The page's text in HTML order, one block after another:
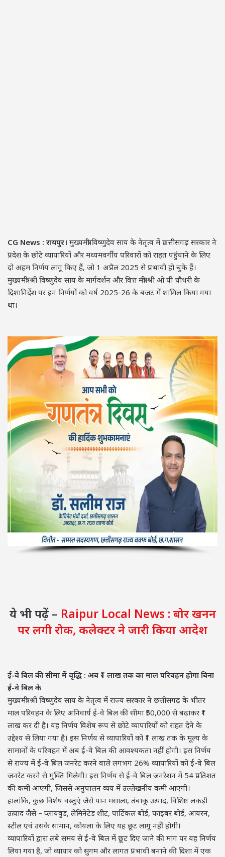
CG News : रायपुर। मुख्यमंत्री विष्णुदेव साय के नेतृत्व में छत्तीसगढ़ सरकार ने
प्रदेश के छोटे व्यापारियों और मध्यमवर्गीय परिवारों को राहत पहुंचाने के लिए
दो अहम निर्णय लागू किए हैं, जो 1 अप्रैल 2025 से प्रभावी हो चुके हैं।
मुख्यमंत्री श्री विष्णुदेव साय के मार्गदर्शन और वित्त मंत्री श्री ओ पी चौधरी के
दिशानिर्देश पर इन निर्णयों को वर्ष 2025-26 के बजट में शामिल किया गया
था।
ये भी पढ़ें – Raipur Local News : बोर खनन
पर लगी रोक, कलेक्टर ने जारी किया आदेश
ई-वे बिल की सीमा में वृद्धि : अब ₹1 लाख तक का माल परिवहन होगा बिना
ई-वे बिल के
मुख्यमंत्री श्री विष्णुदेव साय के नेतृत्व में राज्य सरकार ने छत्तीसगढ़ के भीतर
माल परिवहन के लिए अनिवार्य ई-वे बिल की सीमा ₹50,000 से बढ़ाकर ₹1
लाख कर दी है। यह निर्णय विशेष रूप से छोटे व्यापारियों को राहत देने के
उद्देश्य से लिया गया है। इस निर्णय से व्यापारियों को ₹1 लाख तक के मूल्य के
सामानों के परिवहन में अब ई-वे बिल की आवश्यकता नहीं होगी। इस निर्णय
से राज्य में ई-वे बिल जनरेट करने वाले लगभग 26% व्यापारियों को ई-वे बिल
जनरेट करने से मुक्ति मिलेगी। इस निर्णय से ई-वे बिल जनरेशन में 54 प्रतिशत
की कमी आएगी, जिससे अनुपालन व्यय में उल्लेखनीय कमी आएगी।
हालांकि, कुछ विशेष वस्तुएं जैसे पान मसाला, तंबाकू उत्पाद, विशिष्ट लकड़ी
उत्पाद जैसे – प्लायवुड, लेमिनेटेड शीट, पार्टिकल बोर्ड, फाइबर बोर्ड, आयरन,
स्टील एवं उसके सामान, कोयला के लिए यह छूट लागू नहीं होगी।
व्यापारियों द्वारा लंबे समय से ई-वे बिल में छूट दिए जाने की मांग पर यह निर्णय
लिया गया है, जो व्यापार को सुगम और लागत प्रभावी बनाने की दिशा में एक